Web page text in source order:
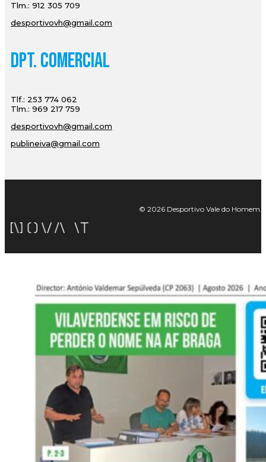
Tlm.: 912 305 709
desportivovh@gmail.com
Dpt. Comercial
Tlf.: 253 774 062
Tlm.: 969 217 759
desportivovh@gmail.com
publineiva@gmail.com
© 2026 Desportivo Vale do Homem.